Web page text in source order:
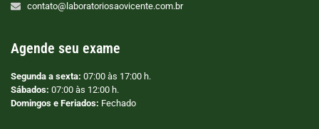
contato@laboratoriosaovicente.com.br
Agende seu exame
Segunda a sexta: 07:00 às 17:00 h.
Sábados: 07:00 às 12:00 h.
Domingos e Feriados: Fechado